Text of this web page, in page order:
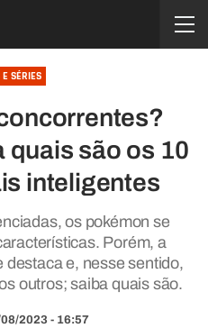
SÉRIES
quais são os 10
inteligentes
os pokémon se
Porém, a
destaca e, nesse sentido,
outros; saiba quais são.
2023 - 16:57